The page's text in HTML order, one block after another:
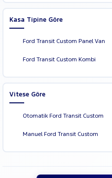
Kasa Tipine Göre
Ford Transit Custom Panel Van
Ford Transit Custom Kombi
Vitese Göre
Otomatik Ford Transit Custom
Manuel Ford Transit Custom